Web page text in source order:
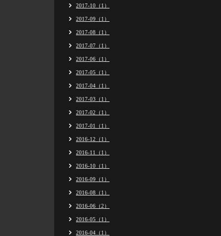
2017-10（1）
2017-09（1）
2017-08（1）
2017-07（1）
2017-06（1）
2017-05（1）
2017-04（1）
2017-03（1）
2017-02（1）
2017-01（1）
2016-12（1）
2016-11（1）
2016-10（1）
2016-09（1）
2016-08（1）
2016-06（2）
2016-05（1）
2016-04（1）